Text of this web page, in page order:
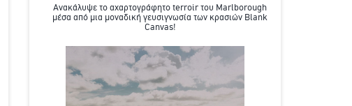
Ανακάλυψε το αχαρτογράφητο terroir του Marlborough
μέσα από μια μοναδική γευσιγνωσία των κρασιών Blank
Canvas!